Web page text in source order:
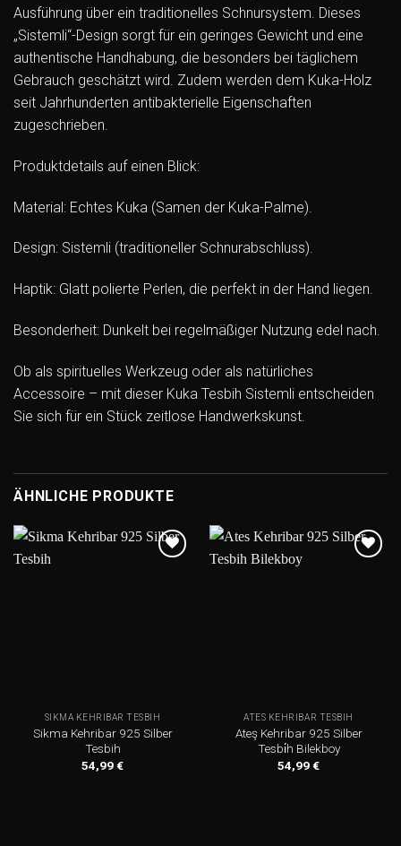
Ausführung über ein traditionelles Schnursystem. Dieses
„Sistemli“-Design sorgt für ein geringes Gewicht und eine
authentische Handhabung, die besonders bei täglichem
Gebrauch geschätzt wird. Zudem werden dem Kuka-Holz
seit Jahrhunderten antibakterielle Eigenschaften
zugeschrieben.
Produktdetails auf einen Blick:
Material: Echtes Kuka (Samen der Kuka-Palme).
Design: Sistemli (traditioneller Schnurabschluss).
Haptik: Glatt polierte Perlen, die perfekt in der Hand liegen.
Besonderheit: Dunkelt bei regelmäßiger Nutzung edel nach.
Ob als spirituelles Werkzeug oder als natürliches
Accessoire – mit dieser Kuka Tesbih Sistemli entscheiden
Sie sich für ein Stück zeitlose Handwerkskunst.
ÄHNLICHE PRODUKTE
SIKMA KEHRIBAR TESBIH
Sikma Kehribar 925 Silber
Tesbih
54,99€
ATES KEHRIBAR TESBIH
Ateş Kehribar 925 Silber
Tesbi̇h Bilekboy
54,99€